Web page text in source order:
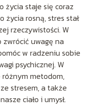
życia staje się coraz
życia rosną, stres stał
rzeczywistości. W
uwagę na
w radzeniu sobie
psychicznej. W
metodom,
stresem, a także
ciało i umysł.